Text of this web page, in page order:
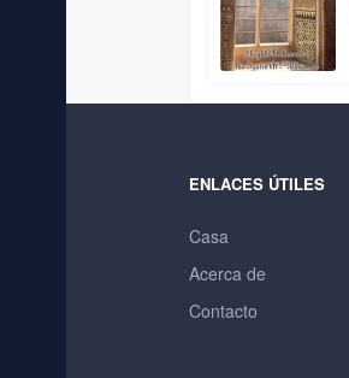
ENLACES ÚTILES
Casa
Acerca de
Contacto